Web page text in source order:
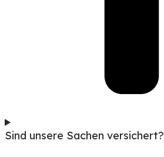
Sind unsere Sachen versichert?